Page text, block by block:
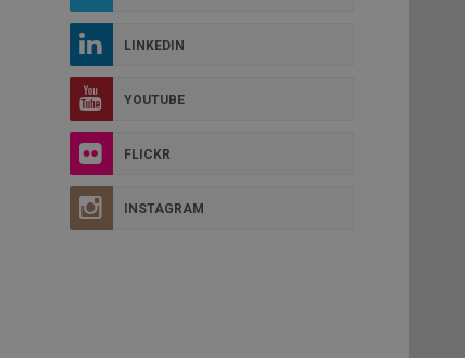
LINKEDIN
YOUTUBE
FLICKR
INSTAGRAM